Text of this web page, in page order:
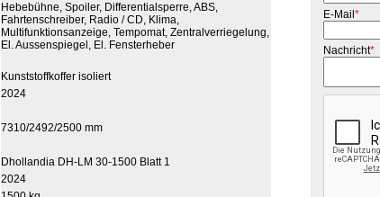
Hebebühne, Spoiler, Differentialsperre, ABS,
Fahrtenschreiber, Radio / CD, Klima,
Multifunktionsanzeige, Tempomat, Zentralverriegelung,
El. Aussenspiegel, El. Fensterheber
Kunststoffkoffer isoliert
2024
7310/2492/2500 mm
Dhollandia DH-LM 30-1500 Blatt 1
2024
E-Mail *
Nachricht*